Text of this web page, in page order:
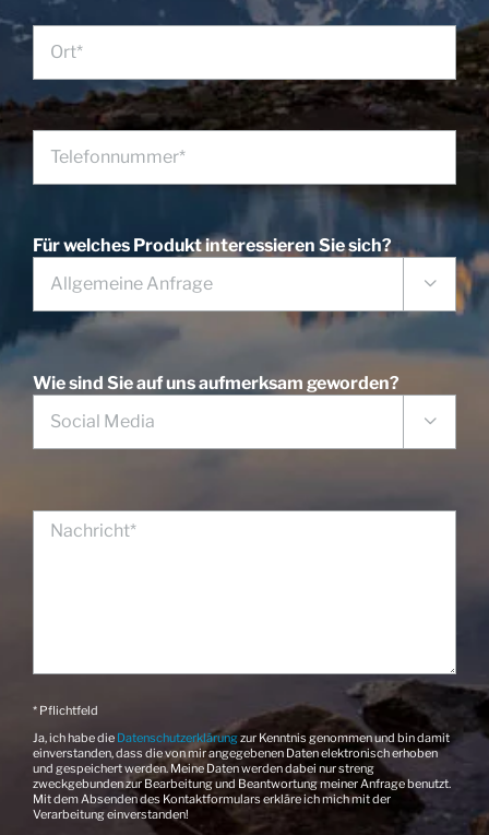
Für welches Produkt interessieren Sie sich?

Wie sind Sie auf uns aufmerksam geworden?

* Pflichtfeld
Ja, ich habe die Datenschutzerklärungzur Kenntnis genommen und bin damit
einverstanden, dass die von mir angegebenen Daten elektronisch erhoben
und gespeichert werden. Meine Daten werden dabei nur streng
zweckgebunden zur Bearbeitung und Beantwortung meiner Anfrage benutzt.
Mit dem Absenden des Kontaktformulars erkläre ich mich mit der
Verarbeitung einverstanden!